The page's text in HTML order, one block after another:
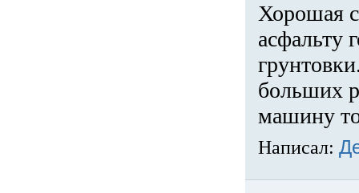
Хорошая
асфальту
больших
машину
Написал: